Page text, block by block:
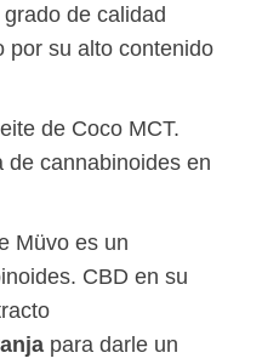
de calidad
por su alto contenido
de Coco MCT.
de cannabinoides en
Müvo es un
CBD en su
para darle un